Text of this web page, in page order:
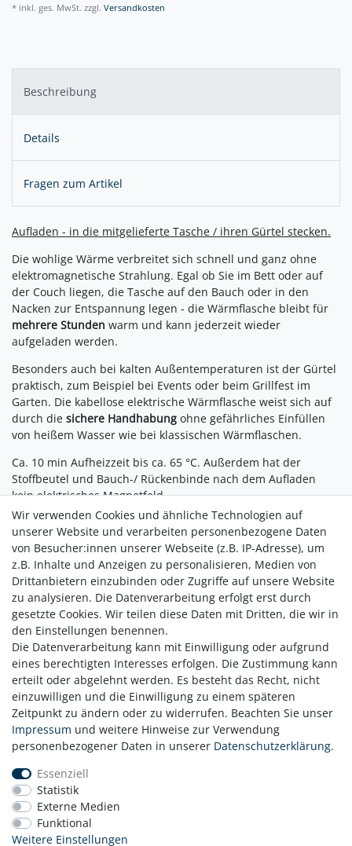
* inkl. ges. MwSt. zzgl. Versandkosten
Beschreibung
Details
Fragen zum Artikel
Aufladen - in die mitgelieferte Tasche / ihren Gürtel stecken.
Die wohlige Wärme verbreitet sich schnell und ganz ohne
elektromagnetische Strahlung. Egal ob Sie im Bett oder auf
der Couch liegen, die Tasche auf den Bauch oder in den
Nacken zur Entspannung legen - die Wärmflasche bleibt für
mehrere Stunden warm und kann jederzeit wieder
aufgeladen werden.
Besonders auch bei kalten Außentemperaturen ist der Gürtel
praktisch, zum Beispiel bei Events oder beim Grillfest im
Garten. Die kabellose elektrische Wärmflasche weist sich auf
durch die sichere Handhabung ohne gefährliches Einfüllen
von heißem Wasser wie bei klassischen Wärmflaschen.
Ca. 10 min Aufheizzeit bis ca. 65 °C. Außerdem hat der
Stoffbeutel und Bauch-/ Rückenbinde nach dem Aufladen
kein elektrisches Magnetfeld.
Überhitzungsschutz:
Automatische Abschaltfunktionunterbricht die Stromzufuhr
beim Erreichen von ca. 65 °C Nutzungsdauer mehrere
Stunden je nach Umgebungstemperatur.
Zahlung
Versand
AGB
Hinweis zur Batterieentsorgung
Erklärung zur Barrierefreiheit
Kontakt
Wir verwenden Cookies und ähnliche Technologien auf
unserer Website und verarbeiten personenbezogene Daten
von Besucher:innen unserer Webseite (z.B. IP-Adresse), um
z.B. Inhalte und Anzeigen zu personalisieren, Medien von
Drittanbietern einzubinden oder Zugriffe auf unsere Website
zu analysieren. Die Datenverarbeitung erfolgt erst durch
gesetzte Cookies. Wir teilen diese Daten mit Dritten, die wir in
den Einstellungen benennen.
Die Datenverarbeitung kann mit Einwilligung oder aufgrund
eines berechtigten Interesses erfolgen. Die Zustimmung kann
erteilt oder abgelehnt werden. Es besteht das Recht, nicht
einzuwilligen und die Einwilligung zu einem späteren
Zeitpunkt zu ändern oder zu widerrufen. Beachten Sie unser
Impressum und weitere Hinweise zur Verwendung
personenbezogener Daten in unserer Daten­schutz­erklärung.
Essenziell
Statistik
Externe Medien
Funktional
Weitere Einstellungen